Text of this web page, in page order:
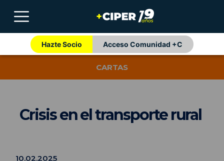
Hazte Socio Acceso Comunidad +C
CARTAS
Crisis en el transporte rural
10.02.2025